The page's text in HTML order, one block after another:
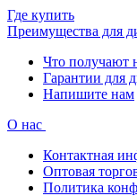
Где купить
Преимущества для
Что получают
Гарантии для
Напишите нам
О нас
Контактная
Оптовая
Политика